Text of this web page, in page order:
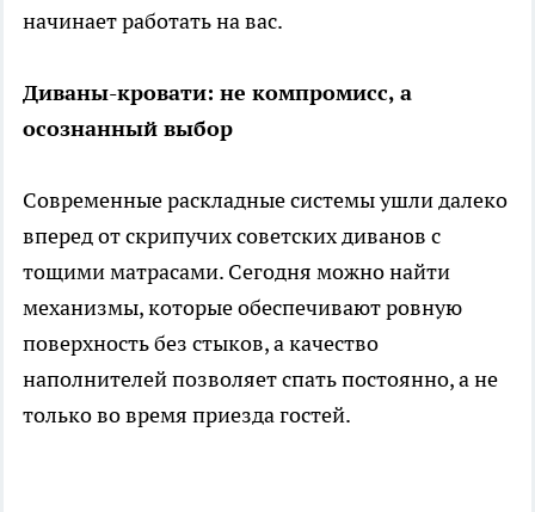
начинает работать на вас.
Диваны-кровати: не компромисс, а
осознанный выбор
Современные раскладные системы ушли далеко
вперед от скрипучих советских диванов с
тощими матрасами. Сегодня можно найти
механизмы, которые обеспечивают ровную
поверхность без стыков, а качество
наполнителей позволяет спать постоянно, а не
только во время приезда гостей.